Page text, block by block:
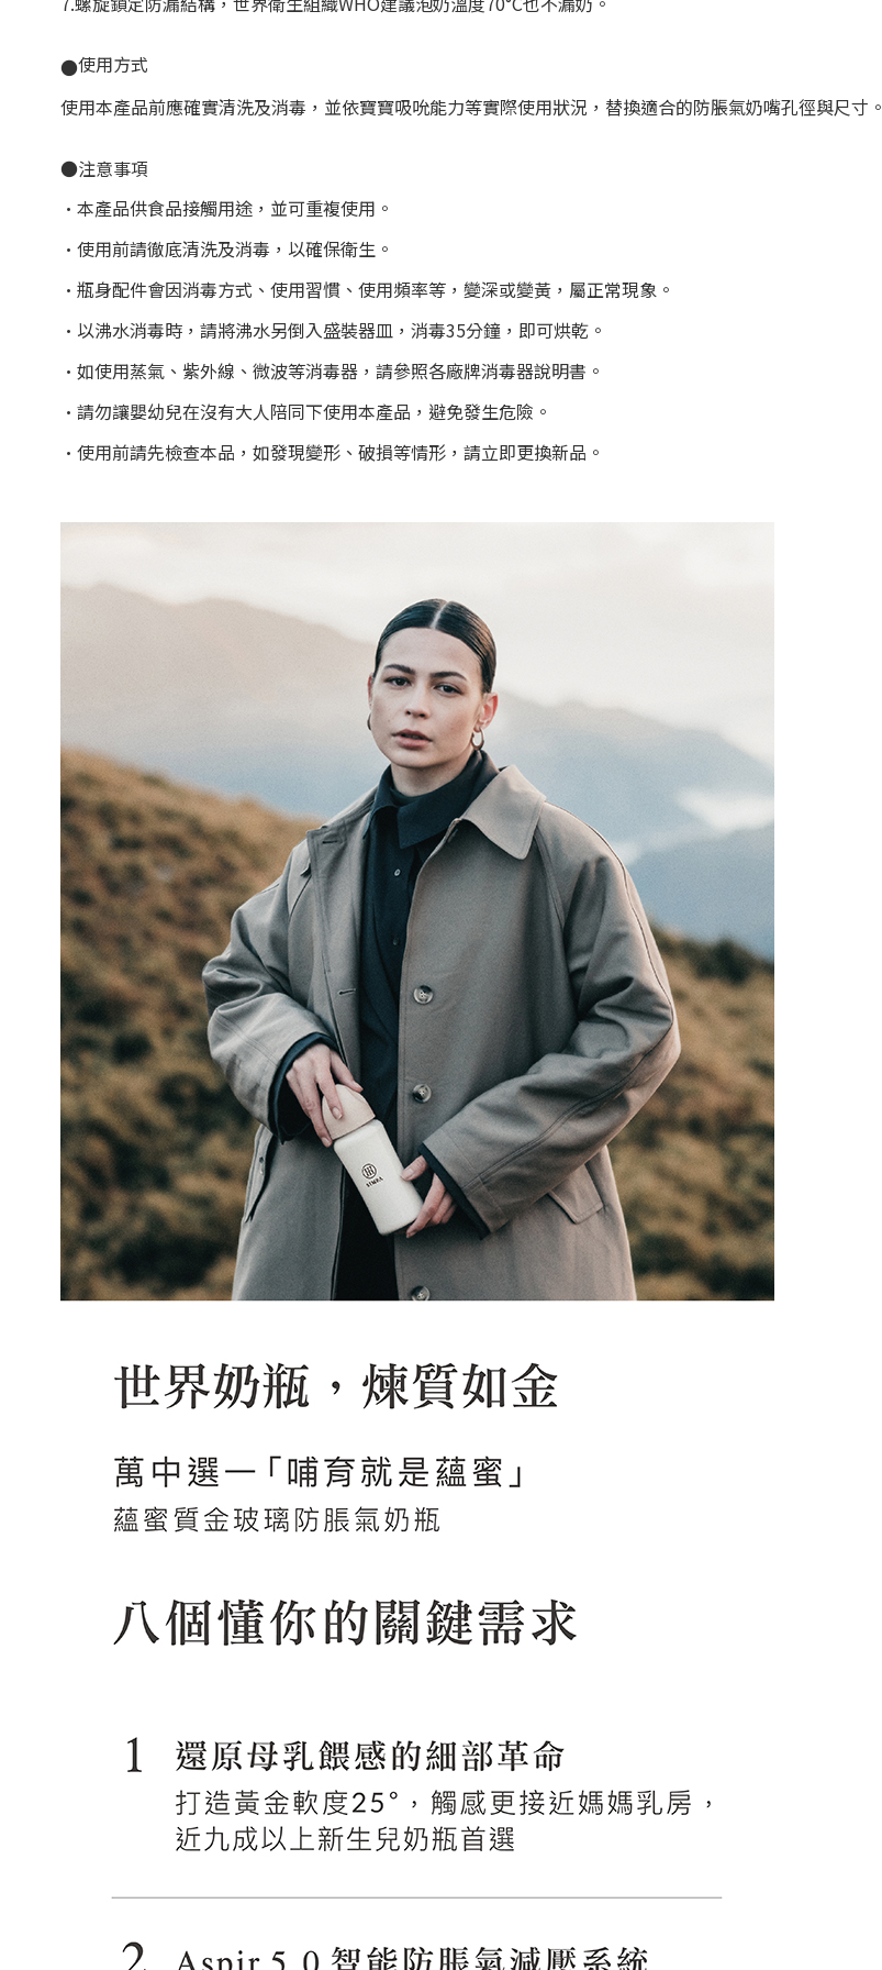
●使用方式
使用本產品前應確實清洗及消毒，並依寶寶吸吮能力等實際使用狀況，替換適合的防脹氣奶嘴孔徑與尺寸。
●注意事項
•本產品供食品接觸用途，並可重複使用。
•使用前請徹底清洗及消毒，以確保衛生。
•瓶身配件會因消毒方式、使用習慣、使用頻率等，變深或變黃，屬正常現象。
•以沸水消毒時，請將沸水另倒入盛裝器皿，消毒35分鐘，即可烘乾。
•如使用蒸氣、紫外線、微波等消毒器，請參照各廠牌消毒器說明書。
•請勿讓嬰幼兒在沒有大人陪同下使用本產品，避免發生危險。
•使用前請先檢查本品，如發現變形、破損等情形，請立即更換新品。